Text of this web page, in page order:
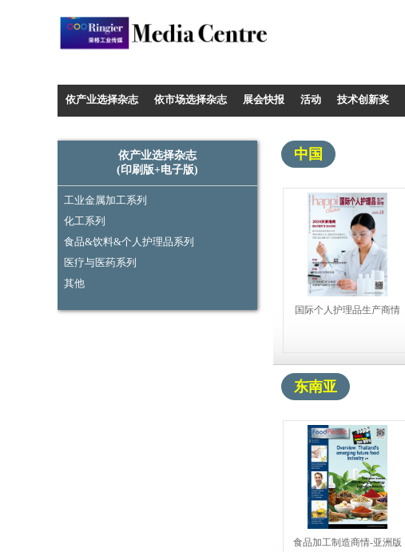
依产业选择杂志 依市场选择杂志 展会快报 活动 技术创新奖
依产业选择杂志
(印刷版+电子版)
工业金属加工系列
化工系列
食品&饮料&个人护理品系列
医疗与医药系列
其他
中国
国际个人护理品生产商情
东南亚
食品加工制造商情-亚洲版